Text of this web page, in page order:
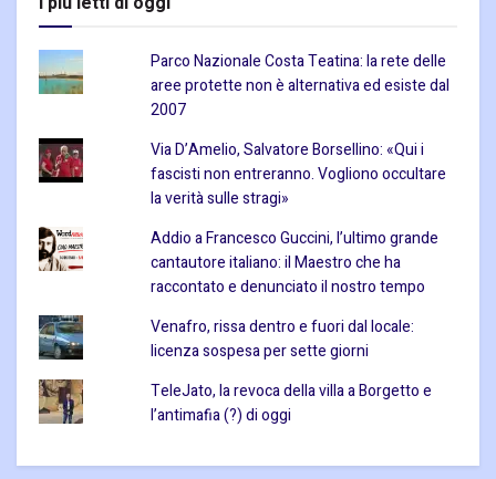
Parco Nazionale Costa Teatina: la rete delle
aree protette non è alternativa ed esiste dal
2007
Via D’Amelio, Salvatore Borsellino: «Qui i
fascisti non entreranno. Vogliono occultare
la verità sulle stragi»
Addio a Francesco Guccini, l’ultimo grande
cantautore italiano: il Maestro che ha
raccontato e denunciato il nostro tempo
Venafro, rissa dentro e fuori dal locale:
licenza sospesa per sette giorni
TeleJato, la revoca della villa a Borgetto e
l’antimafia (?) di oggi